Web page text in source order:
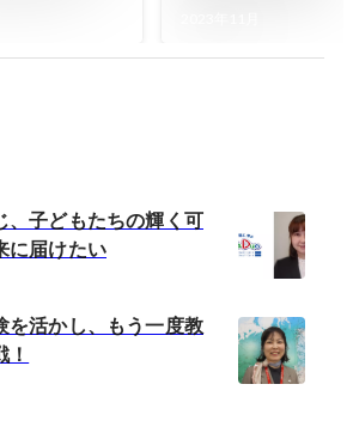
、子どもたちの輝く可
に届けたい
を活かし、もう一度教